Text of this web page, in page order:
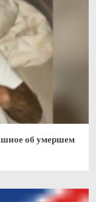
об умершем